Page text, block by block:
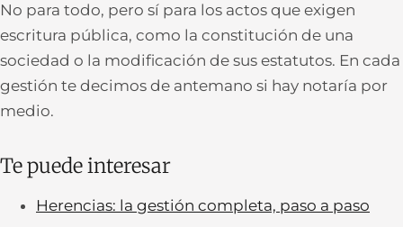
No para todo, pero sí para los actos que exigen
escritura pública, como la constitución de una
sociedad o la modificación de sus estatutos. En cada
gestión te decimos de antemano si hay notaría por
medio.
Te puede interesar
Herencias: la gestión completa, paso a paso